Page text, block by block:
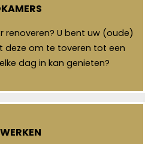
renoveren? U bent uw (oude)
deze om te toveren tot een
dag in kan genieten?